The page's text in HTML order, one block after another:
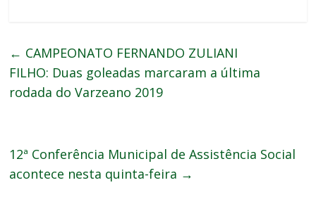
← CAMPEONATO FERNANDO ZULIANI
FILHO: Duas goleadas marcaram a última
rodada do Varzeano 2019
12ª Conferência Municipal de Assistência Social
acontece nesta quinta-feira →